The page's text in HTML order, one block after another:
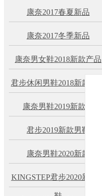
康奈2017春夏新品
康奈2017冬季新品
康奈男女鞋2018新款产品
君步休闲男鞋2018新款产品
康奈男鞋2019新款鞋
君步2019新款男鞋
康奈男鞋2020新款
KINGSTEP君步2020新款男